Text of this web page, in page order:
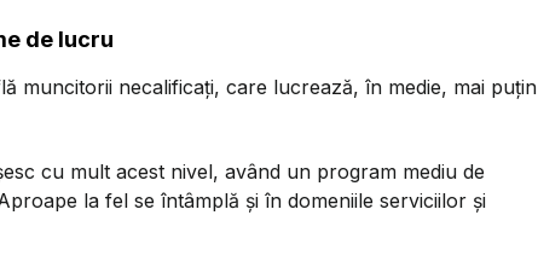
de lucru
muncitorii necalificați, care lucrează, în medie, mai puțin
cu mult acest nivel, având un program mediu de
la fel se întâmplă și în domeniile serviciilor și